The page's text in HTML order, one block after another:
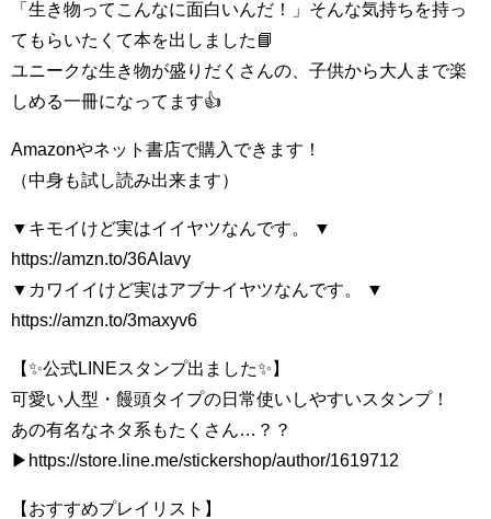
「生き物ってこんなに面白いんだ！」そんな気持ちを持っ
てもらいたくて本を出しました📘
ユニークな生き物が盛りだくさんの、子供から大人まで楽
しめる一冊になってます👍
Amazonやネット書店で購入できます！
（中身も試し読み出来ます）
▼キモイけど実はイイヤツなんです。 ▼
https://amzn.to/36AIavy
▼カワイイけど実はアブナイヤツなんです。 ▼
https://amzn.to/3maxyv6
【✨公式LINEスタンプ出ました✨】
可愛い人型・饅頭タイプの日常使いしやすいスタンプ！
あの有名なネタ系もたくさん…？？
▶https://store.line.me/stickershop/author/1619712
【おすすめプレイリスト】